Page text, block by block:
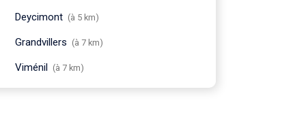
Deycimont (à 5 km)
Grandvillers (à 7 km)
Viménil (à 7 km)